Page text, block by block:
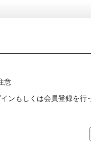
意
ンもしくは会員登録を